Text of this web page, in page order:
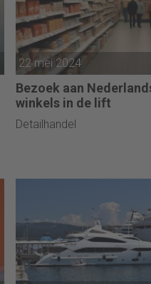
22 mei 2024
Bezoek aan
winkels in de lift
Detailhandel